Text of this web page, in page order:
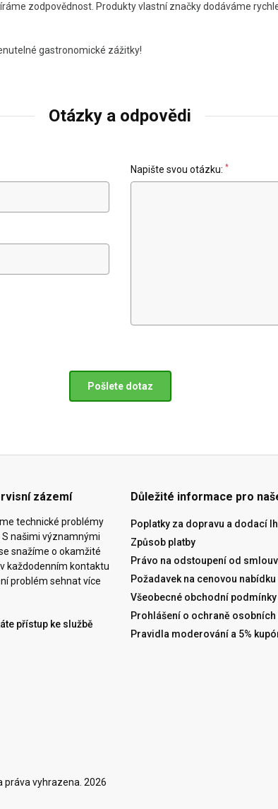
zodpovědnost. Produkty vlastní značky dodáváme
gastronomické zážitky!
Otázky a odpovědi
Napište svou otázku: *
Pošlete dotaz
zázemí
technické problémy
našimi významnými
snažíme o okamžité
každodenním kontaktu
problém sehnat více
přístup ke službě
Důležité informace pro
Poplatky za dopravu a dodací
Způsob platby
Právo na odstoupení od
Požadavek na cenovou nabídku
Všeobecné obchodní podmínky
Prohlášení o ochraně osobních
Pravidla moderování a 5%
práva vyhrazena. 2026